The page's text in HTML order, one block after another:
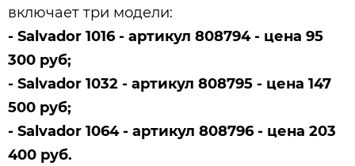
включает три модели:
- Salvador 1016 - артикул 808794 - цена 95
300 руб;
- Salvador 1032 - артикул 808795 - цена 147
500 руб;
- Salvador 1064 - артикул 808796 - цена 203
400 руб.